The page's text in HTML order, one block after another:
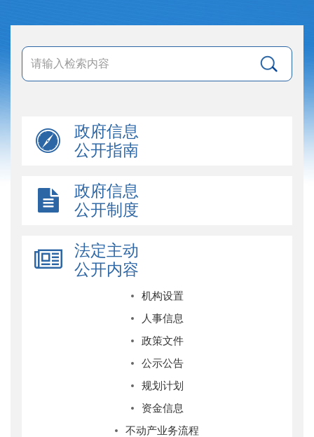
政府信息
公开指南
政府信息
公开制度
法定主动
公开内容
机构设置
人事信息
政策文件
公示公告
规划计划
资金信息
不动产业务流程